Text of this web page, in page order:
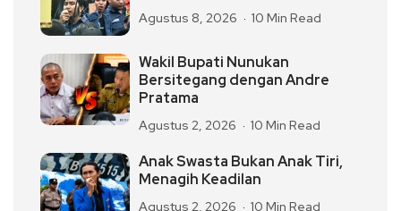
Agustus 8, 2026 10 Min Read
Wakil Bupati Nunukan
Bersitegang dengan Andre
Pratama
Agustus 2, 2026 10 Min Read
Anak Swasta Bukan Anak Tiri,
Menagih Keadilan
Agustus 2, 2026 10 Min Read